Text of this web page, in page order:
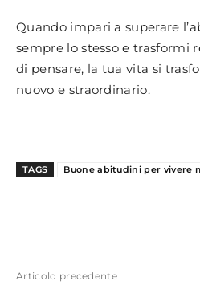
Quando impari a superare
sempre lo stesso e trasformi
di pensare, la tua vita si
nuovo e straordinario.
TAGS Buone abitudini per vivere
Articolo precedente